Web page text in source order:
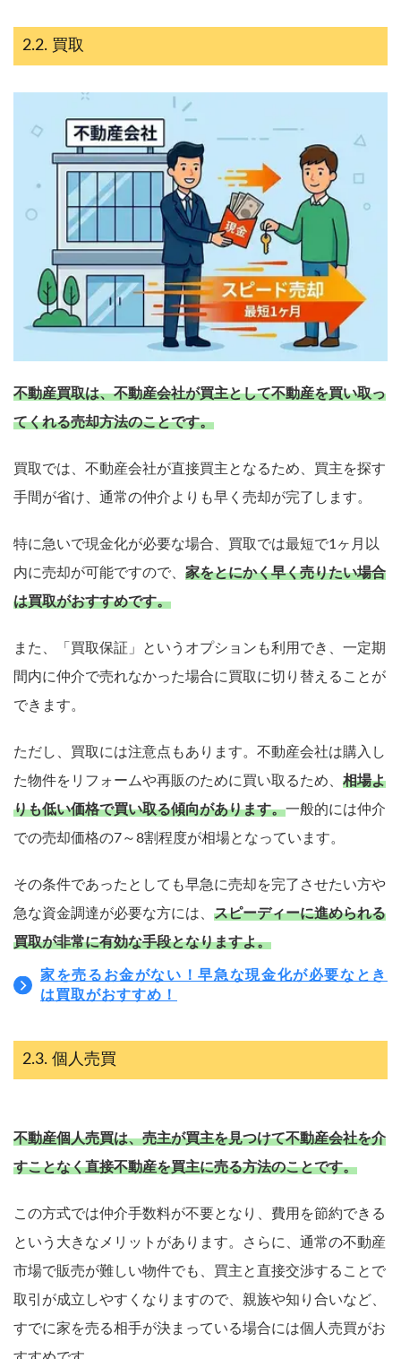
買取
不動産買取は、不動産会社が買主として不動産を買い取っ
てくれる売却方法のことです。
買取では、不動産会社が直接買主となるため、買主を探す
手間が省け、通常の仲介よりも早く売却が完了します。
特に急いで現金化が必要な場合、買取では最短で1ヶ月以
内に売却が可能ですので、 家をとにかく早く売りたい場合
は買取がおすすめです。
また、「買取保証」というオプションも利用でき、一定期
間内に仲介で売れなかった場合に買取に切り替えることが
できます。
ただし、買取には注意点もあります。不動産会社は購入し
た物件をリフォームや再販のために買い取るため、 相場よ
りも低い価格で買い取る傾向があります。一般的には仲介
での売却価格の7～8割程度が相場となっています。
その条件であったとしても早急に売却を完了させたい方や
急な資金調達が必要な方には、 スピーディーに進められる
買取が非常に有効な手段となりますよ。
家を売るお金がない！早急な現金化が必要なとき
は買取がおすすめ！
個人売買
不動産個人売買は、売主が買主を見つけて不動産会社を介
すことなく直接不動産を買主に売る方法のことです。
この方式では仲介手数料が不要となり、費用を節約できる
という大きなメリットがあります。さらに、通常の不動産
市場で販売が難しい物件でも、買主と直接交渉することで
取引が成立しやすくなりますので、親族や知り合いなど、
すでに家を売る相手が決まっている場合には個人売買がお